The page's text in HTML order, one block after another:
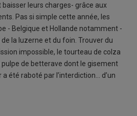
leurs charges- grâce aux
Pas si simple cette année, les
- Belgique et Hollande notamment -
la luzerne et du foin. Trouver du
impossible, le tourteau de colza
de betterave dont le gisement
été raboté par l’interdiction… d’un